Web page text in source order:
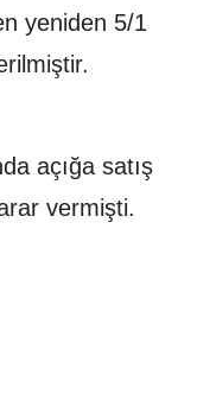
yeniden 5/1
açığa satış
vermişti.